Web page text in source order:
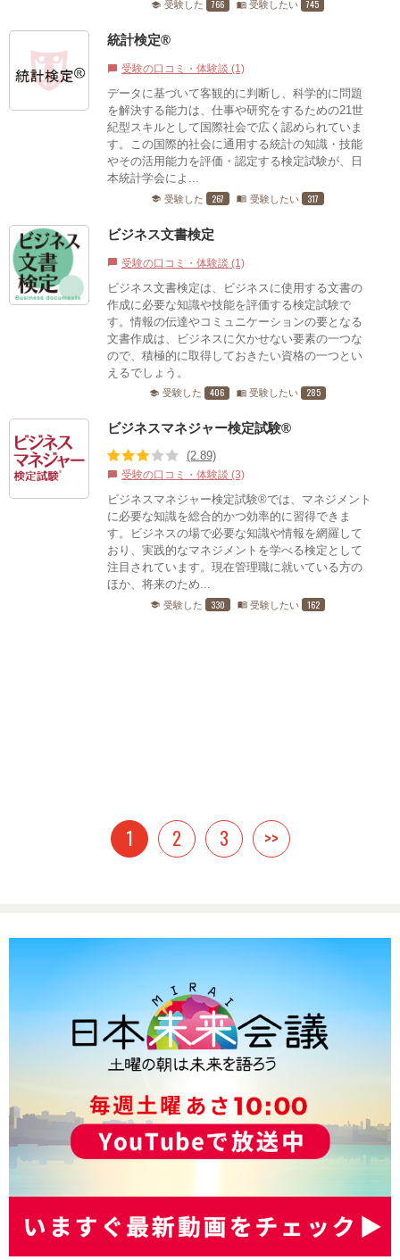
school 受験した 766 menu_book 受験したい 745
統計検定®
chat_bubble 受験の口コミ・体験談 (1)
データに基づいて客観的に判断し、科学的に問題
を解決する能力は、仕事や研究をするための21世
紀型スキルとして国際社会で広く認められていま
す。この国際的社会に通用する統計の知識・技能
やその活用能力を評価・認定する検定試験が、日
本統計学会によ...
school 受験した 267 menu_book 受験したい 317
ビジネス文書検定
chat_bubble 受験の口コミ・体験談 (1)
ビジネス文書検定は、ビジネスに使用する文書の
作成に必要な知識や技能を評価する検定試験で
す。情報の伝達やコミュニケーションの要となる
文書作成は、ビジネスに欠かせない要素の一つな
ので、積極的に取得しておきたい資格の一つとい
えるでしょう。
school 受験した 406 menu_book 受験したい 285
ビジネスマネジャー検定試験®
(2.89)
chat_bubble 受験の口コミ・体験談 (3)
ビジネスマネジャー検定試験®では、マネジメント
に必要な知識を総合的かつ効率的に習得できま
す。ビジネスの場で必要な知識や情報を網羅して
おり、実践的なマネジメントを学べる検定として
注目されています。現在管理職に就いている方の
ほか、将来のため...
school 受験した 330 menu_book 受験したい 162
1 2 3 >>